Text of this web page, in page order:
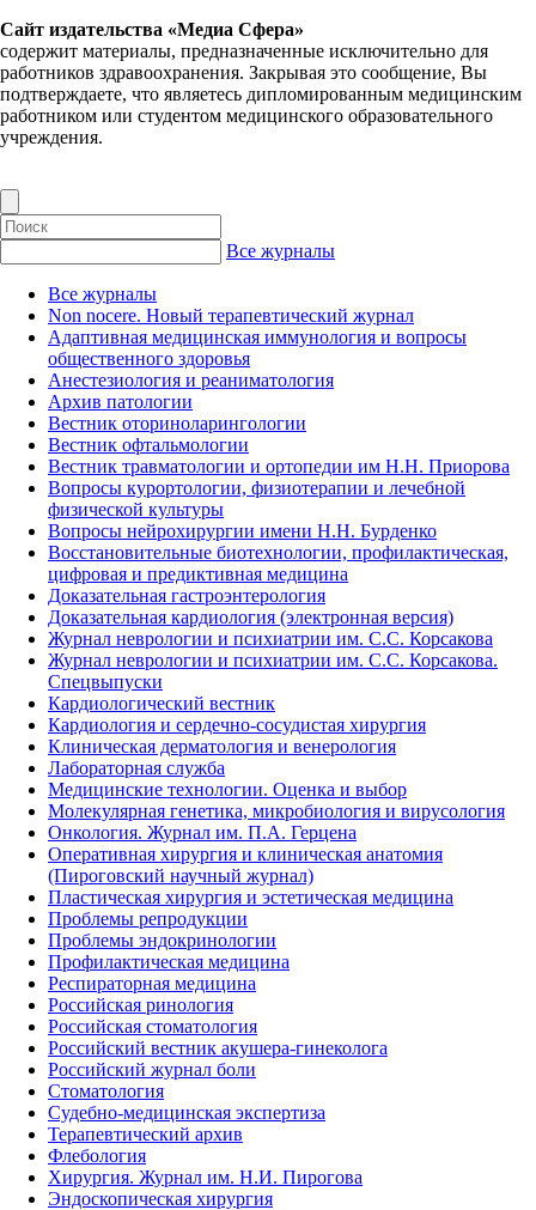
Сайт издательства «Медиа Сфера»
содержит материалы, предназначенные исключительно для
работников здравоохранения. Закрывая это сообщение, Вы
подтверждаете, что являетесь дипломированным медицинским
работником или студентом медицинского образовательного
учреждения.
Все журналы
Все журналы
Non nocere. Новый терапевтический журнал
Адаптивная медицинская иммунология и вопросы
общественного здоровья
Анестезиология и реаниматология
Архив патологии
Вестник оториноларингологии
Вестник офтальмологии
Вестник травматологии и ортопедии им Н.Н. Приорова
Вопросы курортологии, физиотерапии и лечебной
физической культуры
Вопросы нейрохирургии имени Н.Н. Бурденко
Восстановительные биотехнологии, профилактическая,
цифровая и предиктивная медицина
Доказательная гастроэнтерология
Доказательная кардиология (электронная версия)
Журнал неврологии и психиатрии им. С.С. Корсакова
Журнал неврологии и психиатрии им. С.С. Корсакова.
Спецвыпуски
Кардиологический вестник
Кардиология и сердечно-сосудистая хирургия
Клиническая дерматология и венерология
Лабораторная служба
Медицинские технологии. Оценка и выбор
Молекулярная генетика, микробиология и вирусология
Онкология. Журнал им. П.А. Герцена
Оперативная хирургия и клиническая анатомия
(Пироговский научный журнал)
Пластическая хирургия и эстетическая медицина
Проблемы репродукции
Проблемы эндокринологии
Профилактическая медицина
Респираторная медицина
Российская ринология
Российская стоматология
Российский вестник акушера-гинеколога
Российский журнал боли
Стоматология
Судебно-медицинская экспертиза
Терапевтический архив
Флебология
Хирургия. Журнал им. Н.И. Пирогова
Эндоскопическая хирургия